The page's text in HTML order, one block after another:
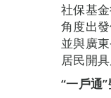
社保基
角度出
並與廣
居民開
“一戶通